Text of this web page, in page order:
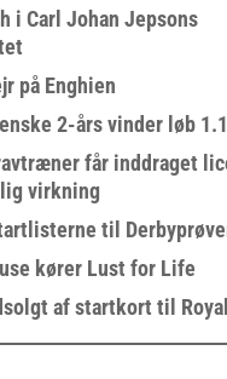
i Carl Johan Jepsons
på Enghien
2-års vinder løb
får inddraget
virkning
til
kører Lust for Life
af startkort til